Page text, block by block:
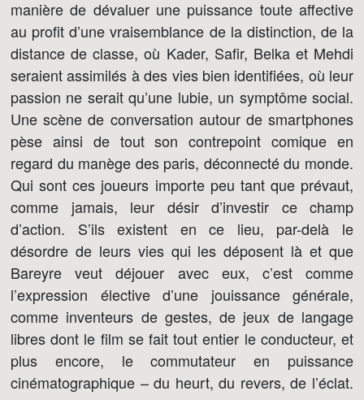
manière de dévaluer une puissance toute affective
au profit d’une vraisemblance de la distinction, de la
distance de classe, où Kader, Safir, Belka et Mehdi
seraient assimilés à des vies bien identifiées, où leur
passion ne serait qu’une lubie, un symptôme social.
Une scène de conversation autour de smartphones
pèse ainsi de tout son contrepoint comique en
regard du manège des paris, déconnecté du monde.
Qui sont ces joueurs importe peu tant que prévaut,
comme jamais, leur désir d’investir ce champ
d’action. S’ils existent en ce lieu, par-delà le
désordre de leurs vies qui les déposent là et que
Bareyre veut déjouer avec eux, c’est comme
l’expression élective d’une jouissance générale,
comme inventeurs de gestes, de jeux de langage
libres dont le film se fait tout entier le conducteur, et
plus encore, le commutateur en puissance
cinématographique – du heurt, du revers, de l’éclat.